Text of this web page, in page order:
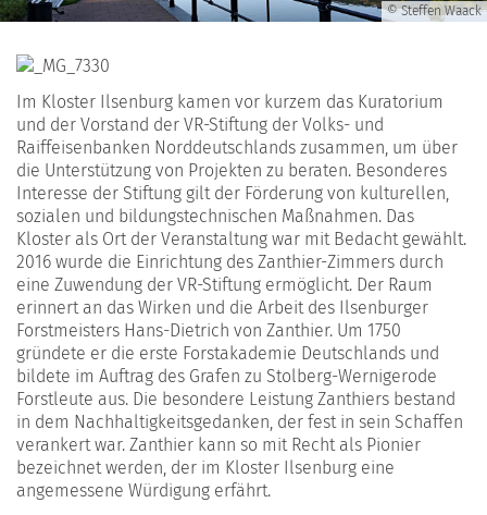
© Steffen Waack
Im Kloster Ilsenburg kamen vor kurzem das Kuratorium
und der Vorstand der VR-Stiftung der Volks- und
Raiffeisenbanken Norddeutschlands zusammen, um über
die Unterstützung von Projekten zu beraten. Besonderes
Interesse der Stiftung gilt der Förderung von kulturellen,
sozialen und bildungstechnischen Maßnahmen. Das
Kloster als Ort der Veranstaltung war mit Bedacht gewählt.
2016 wurde die Einrichtung des Zanthier-Zimmers durch
eine Zuwendung der VR-Stiftung ermöglicht. Der Raum
erinnert an das Wirken und die Arbeit des Ilsenburger
Forstmeisters Hans-Dietrich von Zanthier. Um 1750
gründete er die erste Forstakademie Deutschlands und
bildete im Auftrag des Grafen zu Stolberg-Wernigerode
Forstleute aus. Die besondere Leistung Zanthiers bestand
in dem Nachhaltigkeitsgedanken, der fest in sein Schaffen
verankert war. Zanthier kann so mit Recht als Pionier
bezeichnet werden, der im Kloster Ilsenburg eine
angemessene Würdigung erfährt.